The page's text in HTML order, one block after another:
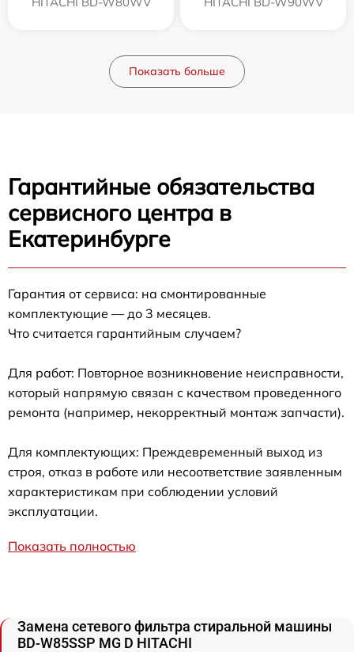
Показать больше
Гарантийные обязательства
сервисного центра в
Екатеринбурге
Гарантия от сервиса: на смонтированные
комплектующие — до 3 месяцев.
Что считается гарантийным случаем?
Для работ: Повторное возникновение неисправности,
который напрямую связан с качеством проведенного
ремонта (например, некорректный монтаж запчасти).
Для комплектующих: Преждевременный выход из
строя, отказ в работе или несоответствие заявленным
характеристикам при соблюдении условий
эксплуатации.
Показать полностью
Замена сетевого фильтра стиральной машины
BD-W85SSP MG D HITACHI